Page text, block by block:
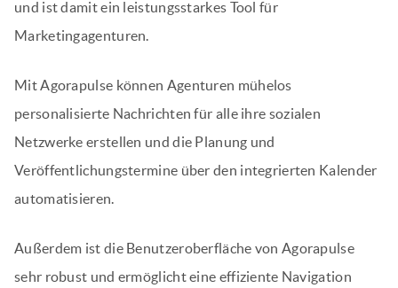
und ist damit ein leistungsstarkes Tool für
Marketingagenturen.
Mit Agorapulse können Agenturen mühelos
personalisierte Nachrichten für alle ihre sozialen
Netzwerke erstellen und die Planung und
Veröffentlichungstermine über den integrierten Kalender
automatisieren.
Außerdem ist die Benutzeroberfläche von Agorapulse
sehr robust und ermöglicht eine effiziente Navigation